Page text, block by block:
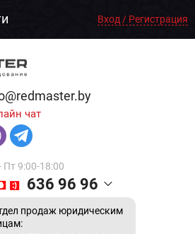
Вход / Регистрация
чат
Пт 9:00-18:00
636 96 96
продаж юридическим